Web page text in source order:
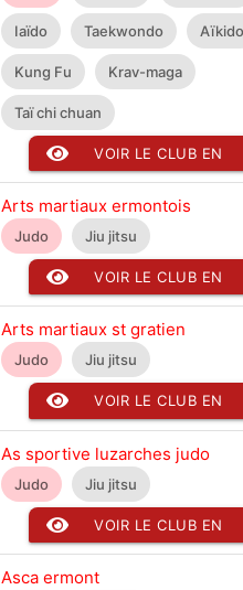
Iaïdo Taekwondo Aïkido
Kung Fu Krav-maga
Taï chi chuan
VOIR LE CLUB EN
DÉTAIL
Arts martiaux ermontois
Judo Jiu jitsu
VOIR LE CLUB EN
DÉTAIL
Arts martiaux st gratien
Judo Jiu jitsu
VOIR LE CLUB EN
DÉTAIL
As sportive luzarches judo
Judo Jiu jitsu
VOIR LE CLUB EN
DÉTAIL
Asca ermont